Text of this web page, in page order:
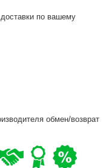
по вашему
обмен/возврат